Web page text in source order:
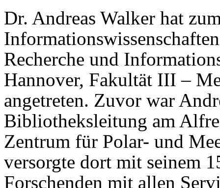
Dr. Andreas Walker hat
Recherche und
Hannover, Fakultät III –
angetreten. Zuvor war
Bibliotheksleitung am
Zentrum für Polar- und
versorgte dort mit seinem
Forschenden mit allen